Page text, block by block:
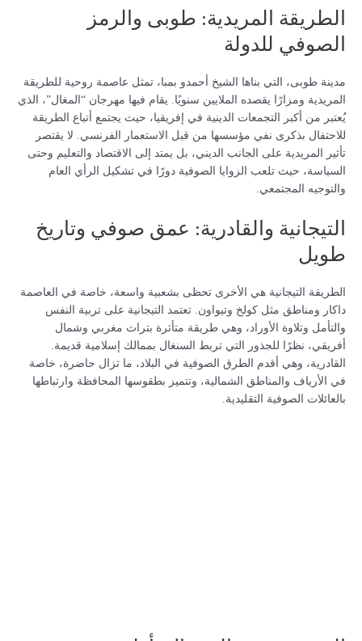
الطريقة المريدية: طوبى والرمز
الصوفي للدولة
مدينة طوبى، التي بناها الشيخ أحمدو بمبا، تمثل عاصمة روحية للطريقة
المريدية ومزارًا يقصده الملايين سنويًا. يقام فيها مهرجان “المغال”، الذي
يُعتبر من أكبر التجمعات الدينية في إفريقيا، حيث يجتمع أتباع الطريقة
للاحتفال بذكرى نفي مؤسسها من قبل الاستعمار الفرنسي. لا يقتصر
تأثير المريدية على الجانب الديني، بل يمتد إلى الاقتصاد والتعليم وحتى
السياسة، حيث تلعب الزوايا الصوفية دورًا في تشكيل الرأي العام
والتوجيه المجتمعي.
التيجانية والقادرية: عمق صوفي وتاريخ
طويل
الطريقة التيجانية هي الأخرى تحظى بشعبية واسعة، خاصة في العاصمة
داكار ومناطق مثل كولخ وتيواون. تعتمد التيجانية على تربية النفس
والتأمل وتلاوة الأوراد، وهي طريقة متأثرة بتراث مغربي وشمال
أفريقي، نظرًا للجذور التي تربط السنغال بممالك إسلامية قديمة.
القادرية، وهي أقدم الطرق الصوفية في البلاد، ما تزال حاضرة، خاصة
في الأرياف والمناطق الشمالية، وتتميز بطقوسها المحافظة وارتباطها
بالعائلات الصوفية التقليدية.